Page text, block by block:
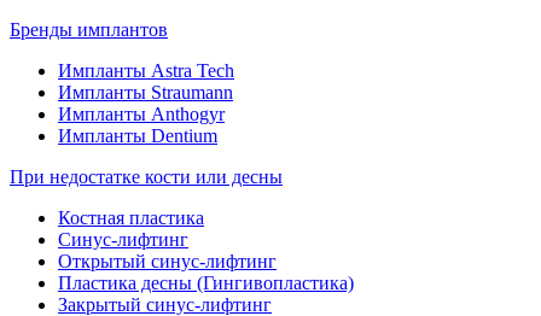
Бренды имплантов
Импланты Astra Tech
Импланты Straumann
Импланты Anthogyr
Импланты Dentium
При недостатке кости или десны
Костная пластика
Синус-лифтинг
Открытый синус-лифтинг
Пластика десны (Гингивопластика)
Закрытый синус-лифтинг